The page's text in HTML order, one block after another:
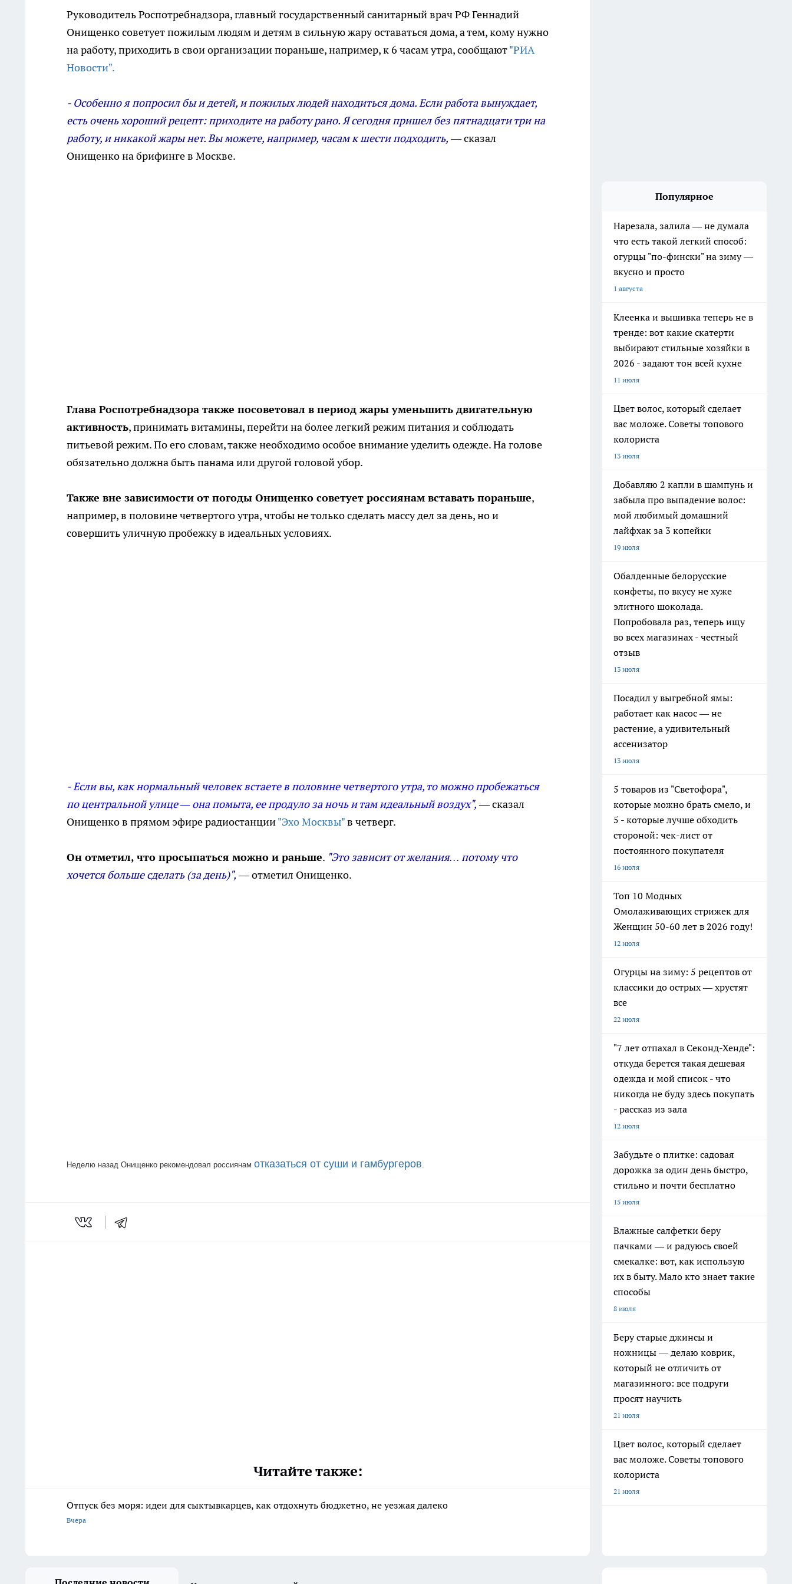
Руководитель Роспотребнадзора, главный государственный санитарный врач РФ Геннадий
Онищенко советует пожилым людям и детям в сильную жару оставаться дома, а тем, кому нужно
на работу, приходить в свои организации пораньше, например, к 6 часам утра, сообщают"РИА
Новости".
- Особенно я попросил бы и детей, и пожилых людей находиться дома. Если работа вынуждает,
есть очень хороший рецепт: приходите на работу рано. Я сегодня пришел без пятнадцати три на
работу, и никакой жары нет. Вы можете, например, часам к шести подходить,— сказал
Онищенко на брифинге в Москве.
Глава Роспотребнадзора также посоветовал в период жары уменьшить двигательную
активность, принимать витамины, перейти на более легкий режим питания и соблюдать
питьевой режим. По его словам, также необходимо особое внимание уделить одежде. На голове
обязательно должна быть панама или другой головой убор.
Также вне зависимости от погоды Онищенко советует россиянам вставать пораньше,
например, в половине четвертого утра, чтобы не только сделать массу дел за день, но и
совершить уличную пробежку в идеальных условиях.
- Если вы, как нормальный человек встаете в половине четвертого утра, то можно пробежаться
по центральной улице — она помыта, ее продуло за ночь и там идеальный воздух",— сказал
Онищенко в прямом эфире радиостанции"Эхо Москвы"в четверг.
Он отметил, что просыпаться можно и раньше. "Это зависит от желания… потому что
хочется больше сделать (за день)",— отметил Онищенко.
Неделю назад Онищенко рекомендовал россиянам отказаться от суши и гамбургеров.
Читайте также:
Отпуск без моря: идеи для сыктывкарцев, как отдохнуть бюджетно, не уезжая далеко
Вчера
Популярное
Нарезала, залила — не думала
что есть такой легкий способ:
огурцы "по-фински" на зиму —
вкусно и просто
1 августа
Клеенка и вышивка теперь не в
тренде: вот какие скатерти
выбирают стильные хозяйки в
2026 - задают тон всей кухне
11 июля
Цвет волос, который сделает
вас моложе. Советы топового
колориста
13 июля
Добавляю 2 капли в шампунь и
забыла про выпадение волос:
мой любимый домашний
лайфхак за 3 копейки
19 июля
Обалденные белорусские
конфеты, по вкусу не хуже
элитного шоколада.
Попробовала раз, теперь ищу
во всех магазинах - честный
отзыв
13 июля
Посадил у выгребной ямы:
работает как насос — не
растение, а удивительный
ассенизатор
13 июля
5 товаров из "Светофора",
которые можно брать смело, и
5 - которые лучше обходить
стороной: чек-лист от
постоянного покупателя
16 июля
Топ 10 Модных
Омолаживающих стрижек для
Женщин 50-60 лет в 2026 году!
12 июля
Огурцы на зиму: 5 рецептов от
классики до острых — хрустят
все
22 июля
"7 лет отпахал в Секонд-Хенде":
откуда берется такая дешевая
одежда и мой список - что
никогда не буду здесь покупать
- рассказ из зала
12 июля
Забудьте о плитке: садовая
дорожка за один день быстро,
стильно и почти бесплатно
15 июля
Влажные салфетки беру
пачками — и радуюсь своей
смекалке: вот, как использую
их в быту. Мало кто знает такие
способы
8 июля
Беру старые джинсы и
ножницы — делаю коврик,
который не отличить от
магазинного: все подруги
просят научить
21 июля
Цвет волос, который сделает
вас моложе. Советы топового
колориста
21 июля